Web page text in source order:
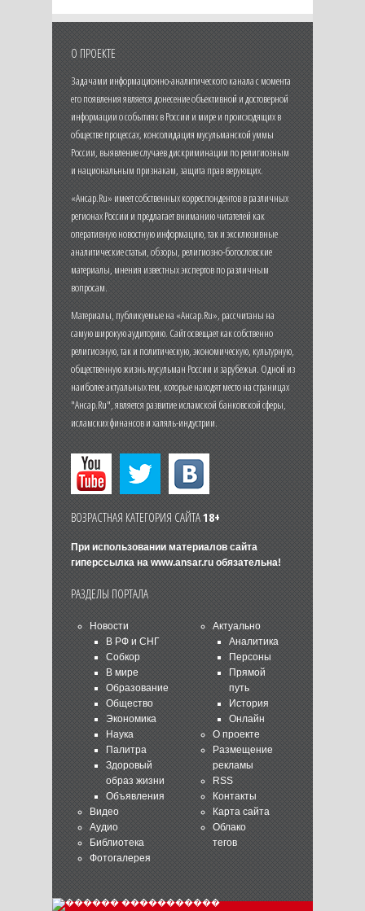
О ПРОЕКТЕ
Задачами информационно-аналитического канала с момента
его появления является донесение объективной и достоверной
информации о событиях в России и мире и происходящих в
обществе процессах, консолидация мусульманской уммы
России, выявление случаев дискриминации по религиозным
и национальным признакам, защита прав верующих.
«Ансар.Ru» имеет собственных корреспондентов в различных
регионах России и предлагает вниманию читателей как
оперативную новостную информацию, так и эксклюзивные
аналитические статьи, обзоры, религиозно-богословские
материалы, мнения известных экспертов по различным
вопросам.
Материалы, публикуемые на «Ансар.Ru», рассчитаны на
самую широкую аудиторию. Сайт освещает как собственно
религиозную, так и политическую, экономическую, культурную,
общественную жизнь мусульман России и зарубежья. Одной из
наиболее актуальных тем, которые находят место на страницах
"Ансар.Ru", является развитие исламской банковской сферы,
исламских финансов и халяль-индустрии.
ВОЗРАСТНАЯ КАТЕГОРИЯ САЙТА18+
При использовании материалов сайта
гиперссылка на www.ansar.ruобязательна!
РАЗДЕЛЫ ПОРТАЛА
Новости
В РФ и СНГ
Собкор
В мире
Образование
Общество
Экономика
Наука
Палитра
Здоровый
образ жизни
Объявления
Видео
Аудио
Библиотека
Фотогалерея
Актуально
Аналитика
Персоны
Прямой
путь
История
Онлайн
О проекте
Размещение
рекламы
RSS
Контакты
Карта сайта
Облако
тегов